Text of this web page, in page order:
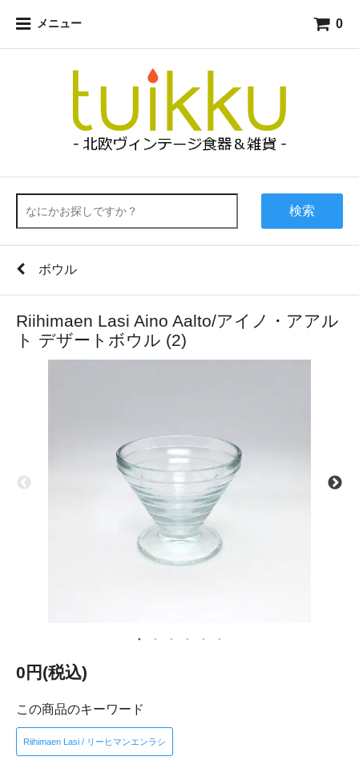
メニュー 0
検索
ボウル
Riihimaen Lasi Aino Aalto/アイノ・アアル
ト デザートボウル (2)
0円(税込)
この商品のキーワード
Riihimaen Lasi / リーヒマンエンラシ